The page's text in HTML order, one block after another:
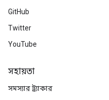
GitHub
Twitter
YouTube
সহায়তা
সমস্যার ট্র্যাকার